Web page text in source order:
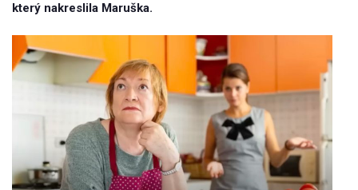
který nakreslila Maruška.